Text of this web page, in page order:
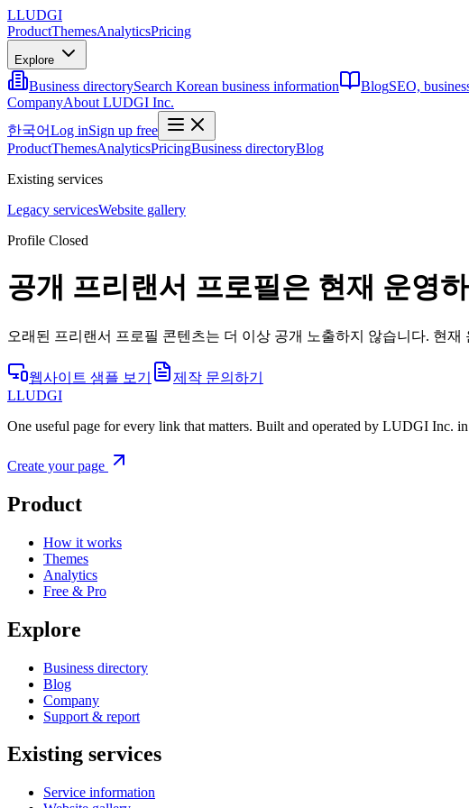
LLUDGI
ProductThemesAnalyticsPricing
Explore
Business directorySearch Korean business information BlogSEO,
CompanyAbout LUDGI Inc.
한국어Log inSign up free
ProductThemesAnalyticsPricingBusiness directoryBlog
Existing services
Legacy servicesWebsite gallery
Profile Closed
공개 프리랜서 프로필은 현재 운영
오래된 프리랜서 프로필 콘텐츠는 더 이상 공개 노출하지 않습니다. 현
웹사이트 샘플 보기
제작 문의하기
LLUDGI
One useful page for every link that matters. Built and operated by LUDGI Inc.
Create your page
Product
How it works
Themes
Analytics
Free & Pro
Explore
Business directory
Blog
Company
Support & report
Existing services
Service information